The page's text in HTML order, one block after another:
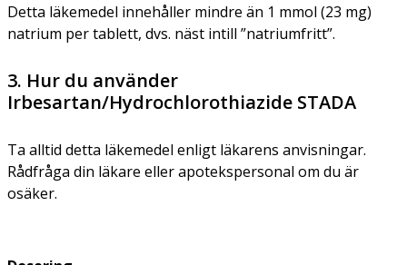
Detta läkemedel innehåller mindre än 1 mmol (23 mg)
natrium per tablett, dvs. näst intill ”natriumfritt”.
3. Hur du använder
Irbesartan/Hydrochlorothiazide STADA
Ta alltid detta läkemedel enligt läkarens anvisningar.
Rådfråga din läkare eller apotekspersonal om du är
osäker.